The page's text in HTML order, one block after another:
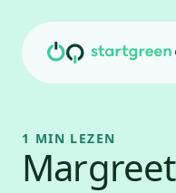
1 MIN LEZEN